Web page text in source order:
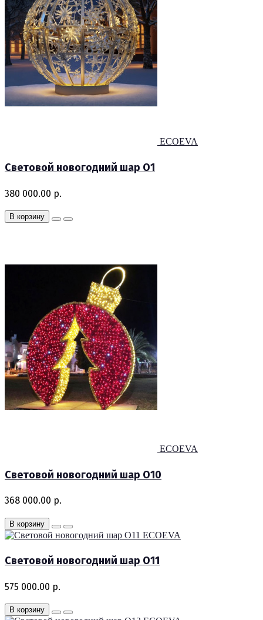
ECOEVA
Световой новогодний шар O1
380 000.00 р.
В корзину
ECOEVA
Световой новогодний шар O10
368 000.00 р.
В корзину
ECOEVA
Световой новогодний шар O11
575 000.00 р.
В корзину